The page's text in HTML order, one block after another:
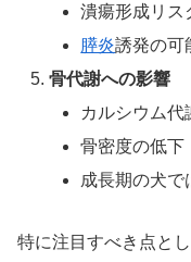
潰瘍形成リス
膵炎誘発の可
骨代謝への影響
カルシウム代
骨密度の低下
成長期の犬で
特に注目すべき点と